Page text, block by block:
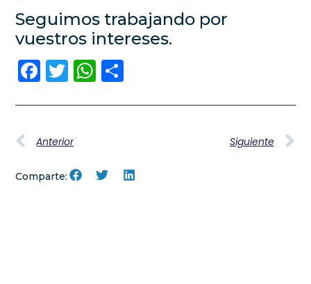
Seguimos trabajando por
vuestros intereses.
Facebook
Twitter
WhatsApp
Anterior Siguiente
Comparte: